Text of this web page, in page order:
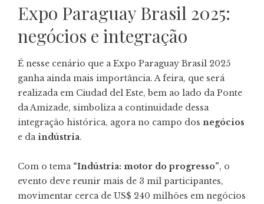
Expo Paraguay Brasil 2025:
negócios e integração
É nesse cenário que a Expo Paraguay Brasil 2025
ganha ainda mais importância. A feira, que será
realizada em Ciudad del Este, bem ao lado da Ponte
da Amizade, simboliza a continuidade dessa
integração histórica, agora no campo dos negócios
e daindústria.
Com o tema “Indústria: motor do progresso”, o
evento deve reunir mais de 3 mil participantes,
movimentar cerca de US$ 240 milhões em negócios